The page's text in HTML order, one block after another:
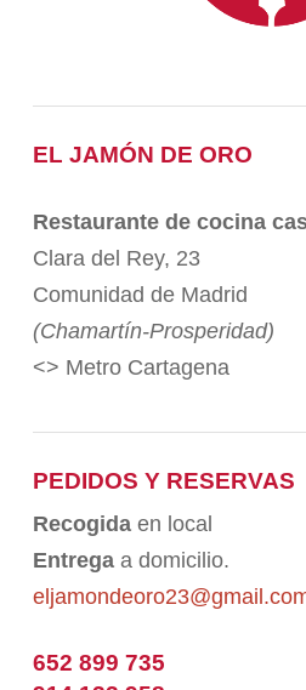
EL JAMÓN DE ORO
Restaurante de cocina
Clara del Rey, 23
Comunidad de Madrid
(Chamartín-Prosperidad)
<> Metro Cartagena
PEDIDOS Y RESERVAS
Recogida en local
Entrega a domicilio.
652 899 735